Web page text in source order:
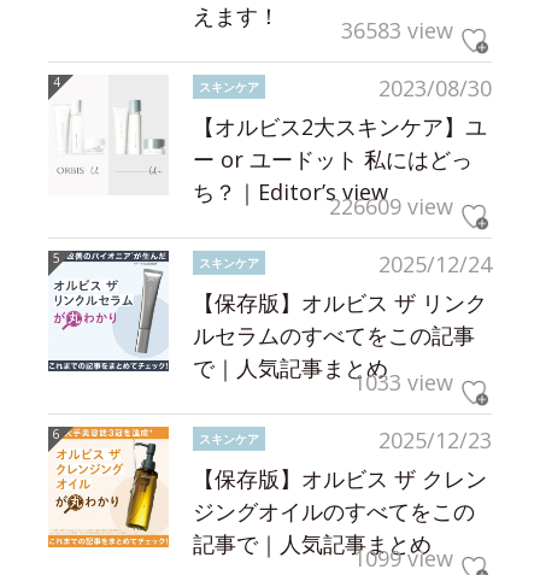
えます！
36583 view
2023/08/30
スキンケア
【オルビス2大スキンケア】ユ
ー or ユードット 私にはどっ
ち？｜Editor’s view226609 view
2025/12/24
スキンケア
【保存版】オルビス ザ リンク
ルセラムのすべてをこの記事
で｜人気記事まとめ1033 view
2025/12/23
スキンケア
【保存版】オルビス ザ クレン
ジングオイルのすべてをこの
記事で｜人気記事まとめ
1099 view